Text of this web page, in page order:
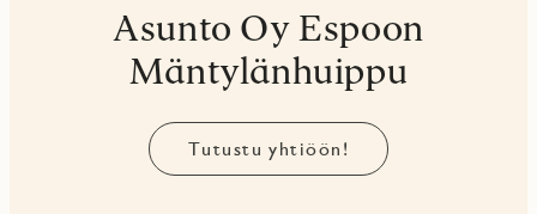
Asunto Oy Espoon
Mäntylänhuippu
Tutustu yhtiöön!